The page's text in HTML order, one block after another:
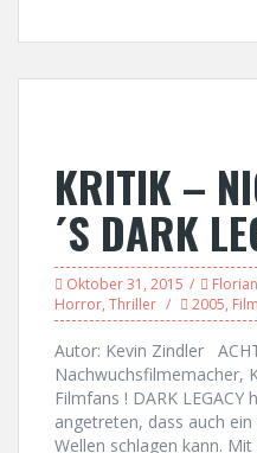
KRITIK –
´S DARK
Oktober 31, 2015
Horror, Thriller 2005, Film
Autor: Kevin Zindler
Nachwuchsfilmemacher,
Filmfans ! DARK
angetreten, dass auch
Wellen schlagen kann.